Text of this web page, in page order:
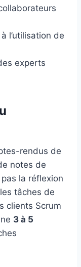
l’utilisation de
experts
rendus de
notes de
la réflexion
tâches de
clients Scrum
3 à 5